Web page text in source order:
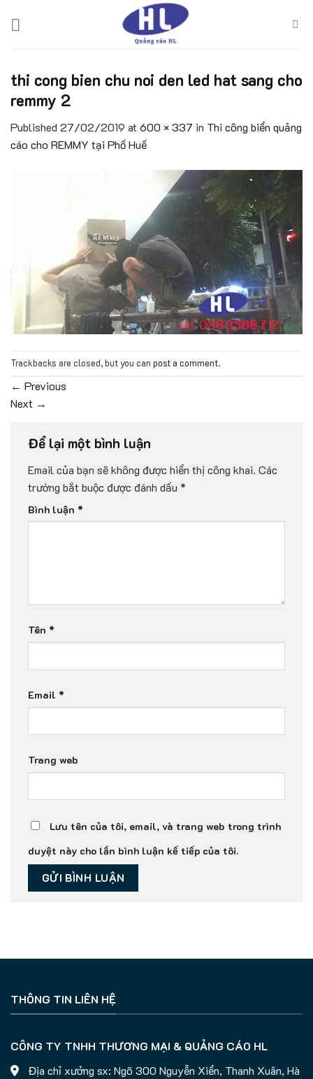
thi cong bien chu noi den led hat sang cho
remmy 2
Published 27/02/2019 at600 × 337 in Thi công biển quảng
cáo cho REMMY tại Phố Huế
Trackbacks are closed, but you can post a comment.
← Previous
Next →
Để lại một bình luận
Email của bạn sẽ không được hiển thị công khai. Các
trường bắt buộc được đánh dấu *
Bình luận *
Tên *
Email *
Trang web
Lưu tên của tôi, email, và trang web trong trình
duyệt này cho lần bình luận kế tiếp của tôi.
THÔNG TIN LIÊN HỆ
CÔNG TY TNHH THƯƠNG MẠI & QUẢNG CÁO HL
Địa chỉ xưởng sx: Ngõ 300 Nguyễn Xiển, Thanh Xuân, Hà